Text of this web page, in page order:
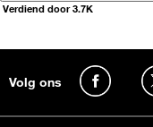
Verdiend door 3.7K
Volg ons